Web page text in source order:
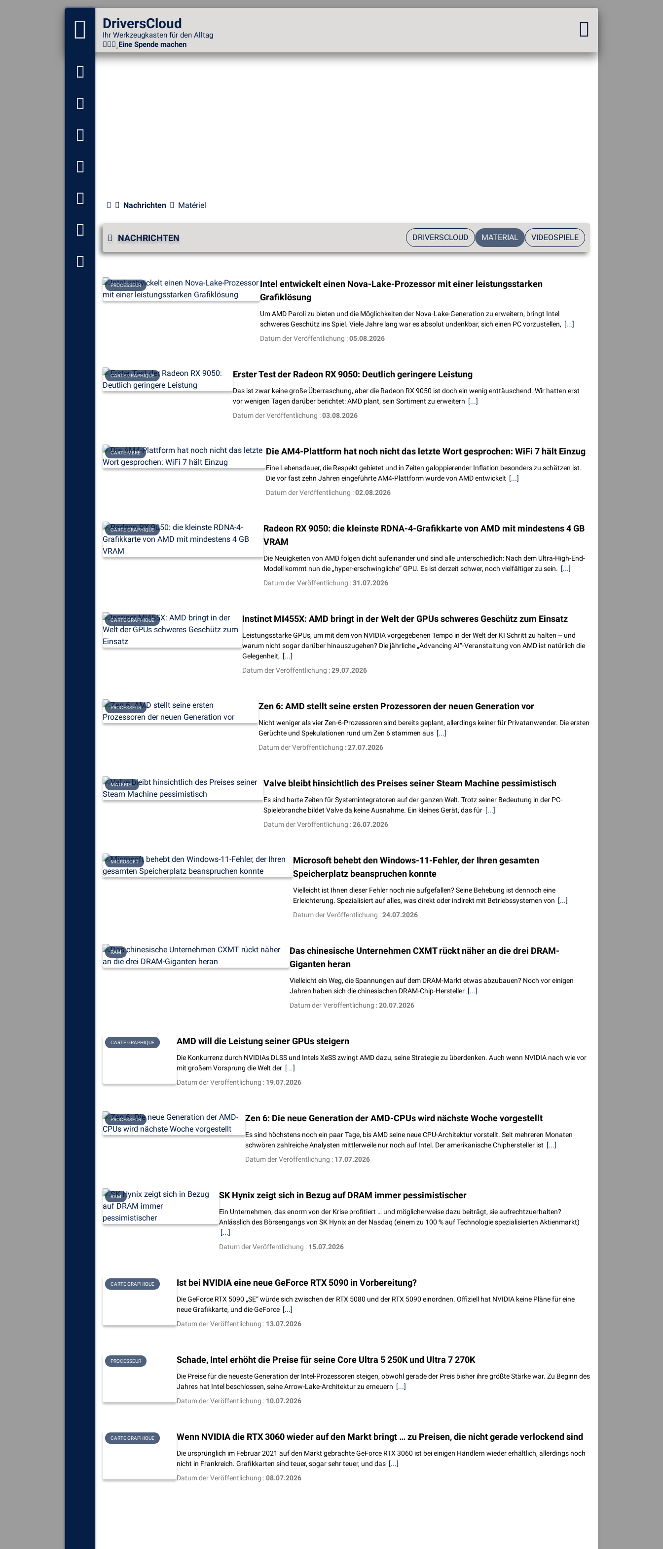
DriversCloud
Ihr Werkzeugkasten für den Alltag
Eine Spende machen
Sie sind nicht angemeldet...
DriversCloud
Ihr Werkzeugkasten für den
Alltag
Eine Spende machen
ErkundenSie alle
Komponenten, Geräte und
führen.
Ermitteln Siealle fehlenden
Nachrichten Matériel
NACHRICHTEN DRIVERSCLOUD MATERIAL VIDEOSPIELE
PROCESSEUR
Intel entwickelt einen Nova-Lake-Prozessor mit einer leistungsstarken
Grafiklösung
Um AMD Paroli zu bieten und die Möglichkeiten der Nova-Lake-Generation zu erweitern, bringt Intel
schweres Geschütz ins Spiel. Viele Jahre lang war es absolut undenkbar, sich einen PC vorzustellen, [...]
Datum der Veröffentlichung :05.08.2026
CARTE GRAPHIQUE Erster Test der Radeon RX 9050: Deutlich geringere Leistung
Das ist zwar keine große Überraschung, aber die Radeon RX 9050 ist doch ein wenig enttäuschend. Wir hatten erst
vor wenigen Tagen darüber berichtet: AMD plant, sein Sortiment zu erweitern [...]
Datum der Veröffentlichung :03.08.2026
CARTE MÈRE Die AM4-Plattform hat noch nicht das letzte Wort gesprochen: WiFi 7 hält Einzug
Eine Lebensdauer, die Respekt gebietet und in Zeiten galoppierender Inflation besonders zu schätzen ist.
Die vor fast zehn Jahren eingeführte AM4-Plattform wurde von AMD entwickelt [...]
Datum der Veröffentlichung :02.08.2026
CARTE GRAPHIQUE
Radeon RX 9050: die kleinste RDNA-4-Grafikkarte von AMD mit mindestens 4 GB
VRAM
Die Neuigkeiten von AMD folgen dicht aufeinander und sind alle unterschiedlich: Nach dem Ultra-High-End-
Modell kommt nun die „hyper-erschwingliche“ GPU. Es ist derzeit schwer, noch vielfältiger zu sein. [...]
Datum der Veröffentlichung :31.07.2026
CARTE GRAPHIQUE Instinct MI455X: AMD bringt in der Welt der GPUs schweres Geschütz zum Einsatz
Leistungsstarke GPUs, um mit dem von NVIDIA vorgegebenen Tempo in der Welt der KI Schritt zu halten – und
warum nicht sogar darüber hinauszugehen? Die jährliche „Advancing AI“-Veranstaltung von AMD ist natürlich die
Gelegenheit, [...]
Datum der Veröffentlichung :29.07.2026
PROCESSEUR Zen 6: AMD stellt seine ersten Prozessoren der neuen Generation vor
Nicht weniger als vier Zen-6-Prozessoren sind bereits geplant, allerdings keiner für Privatanwender. Die ersten
Gerüchte und Spekulationen rund um Zen 6 stammen aus [...]
Datum der Veröffentlichung :27.07.2026
MATÉRIEL Valve bleibt hinsichtlich des Preises seiner Steam Machine pessimistisch
Es sind harte Zeiten für Systemintegratoren auf der ganzen Welt. Trotz seiner Bedeutung in der PC-
Spielebranche bildet Valve da keine Ausnahme. Ein kleines Gerät, das für [...]
Datum der Veröffentlichung :26.07.2026
MICROSOFT
Microsoft behebt den Windows-11-Fehler, der Ihren gesamten
Speicherplatz beanspruchen konnte
Vielleicht ist Ihnen dieser Fehler noch nie aufgefallen? Seine Behebung ist dennoch eine
Erleichterung. Spezialisiert auf alles, was direkt oder indirekt mit Betriebssystemen von [...]
Datum der Veröffentlichung :24.07.2026
RAM
Das chinesische Unternehmen CXMT rückt näher an die drei DRAM-
Giganten heran
Vielleicht ein Weg, die Spannungen auf dem DRAM-Markt etwas abzubauen? Noch vor einigen
Jahren haben sich die chinesischen DRAM-Chip-Hersteller [...]
Datum der Veröffentlichung :20.07.2026
CARTE GRAPHIQUE AMD will die Leistung seiner GPUs steigern
Die Konkurrenz durch NVIDIAs DLSS und Intels XeSS zwingt AMD dazu, seine Strategie zu überdenken. Auch wenn NVIDIA nach wie vor
mit großem Vorsprung die Welt der [...]
Datum der Veröffentlichung : 19.07.2026
PROCESSEUR Zen 6: Die neue Generation der AMD-CPUs wird nächste Woche vorgestellt
Es sind höchstens noch ein paar Tage, bis AMD seine neue CPU-Architektur vorstellt. Seit mehreren Monaten
schwören zahlreiche Analysten mittlerweile nur noch auf Intel. Der amerikanische Chiphersteller ist [...]
Datum der Veröffentlichung : 17.07.2026
RAM SK Hynix zeigt sich in Bezug auf DRAM immer pessimistischer
Ein Unternehmen, das enorm von der Krise profitiert … und möglicherweise dazu beiträgt, sie aufrechtzuerhalten?
Anlässlich des Börsengangs von SK Hynix an der Nasdaq (einem zu 100 % auf Technologie spezialisierten Aktienmarkt)
[...]
Datum der Veröffentlichung : 15.07.2026
CARTE GRAPHIQUE Ist bei NVIDIA eine neue GeForce RTX 5090 in Vorbereitung?
Die GeForce RTX 5090 „SE“ würde sich zwischen der RTX 5080 und der RTX 5090 einordnen. Offiziell hat NVIDIA keine Pläne für eine
neue Grafikkarte, und die GeForce [...]
Datum der Veröffentlichung : 13.07.2026
PROCESSEUR Schade, Intel erhöht die Preise für seine Core Ultra 5 250K und Ultra 7 270K
Die Preise für die neueste Generation der Intel-Prozessoren steigen, obwohl gerade der Preis bisher ihre größte Stärke war. Zu Beginn des
Jahres hat Intel beschlossen, seine Arrow-Lake-Architektur zu erneuern [...]
Datum der Veröffentlichung : 10.07.2026
CARTE GRAPHIQUE Wenn NVIDIA die RTX 3060 wieder auf den Markt bringt … zu Preisen, die nicht gerade verlockend sind
Die ursprünglich im Februar 2021 auf den Markt gebrachte GeForce RTX 3060 ist bei einigen Händlern wieder erhältlich, allerdings noch
nicht in Frankreich. Grafikkarten sind teuer, sogar sehr teuer, und das [...]
Datum der Veröffentlichung :08.07.2026